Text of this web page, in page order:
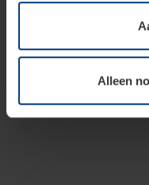
van deze pagina's
soorten cookies is uw
toestemming kunt u
wijzigen of herroepen.
Alleen